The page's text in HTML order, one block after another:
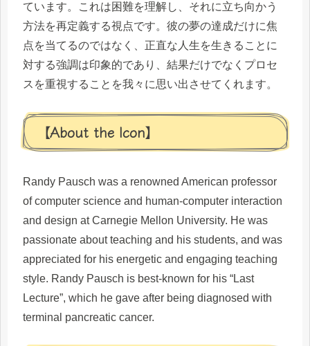
ています。これは困難を理解し、それに立ち向かう
方法を再定義する視点です。彼の夢の達成だけに焦
点を当てるのではなく、正直な人生を生きることに
対する強調は印象的であり、結果だけでなくプロセ
スを重視することを我々に思い出させてくれます。
【About the Icon】
Randy Pausch was a renowned American professor
of computer science and human-computer interaction
and design at Carnegie Mellon University. He was
passionate about teaching and his students, and was
appreciated for his energetic and engaging teaching
style. Randy Pausch is best-known for his “Last
Lecture”, which he gave after being diagnosed with
terminal pancreatic cancer.